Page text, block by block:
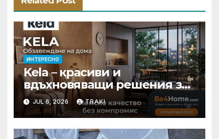
ИНТЕРЕСНО
Kela – красиви и
вдъхновяващи решения за
вашия дом
JUL 6, 2026 TRAKI